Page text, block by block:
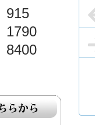
915
1790
8400